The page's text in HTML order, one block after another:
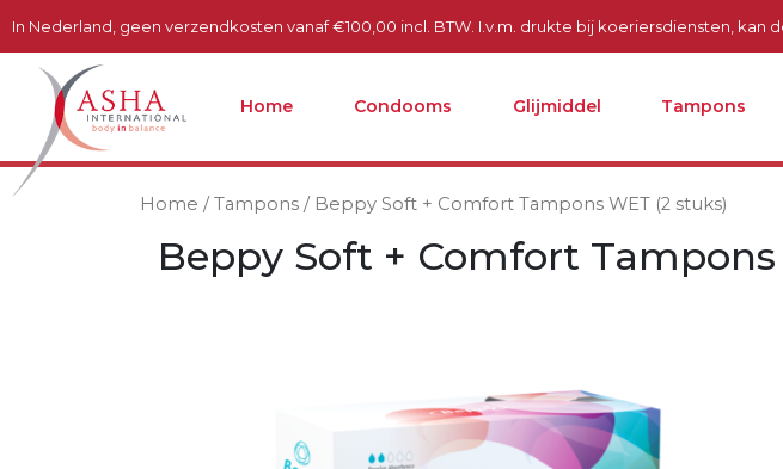
In Nederland, geen verzendkosten vanaf €100,00 incl. BTW. I.v.m. drukte bij koeriersdiensten, kan
Home Condooms Glijmiddel Tampons
Home /Tampons / Beppy Soft + Comfort Tampons WET (2 stuks)
Beppy Soft + Comfort Tampons